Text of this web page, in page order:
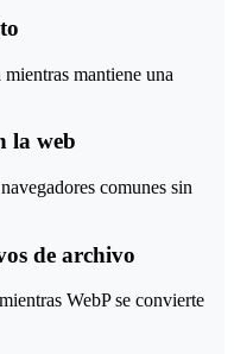
mantiene una
la web
comunes sin
de archivo
WebP se convierte